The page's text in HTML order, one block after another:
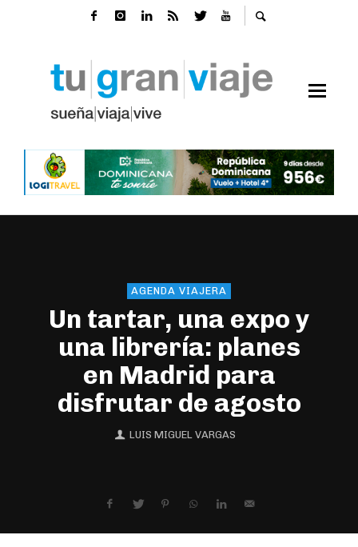
AGENDA VIAJERA
Un tartar, una expo y
una librería: planes
en Madrid para
disfrutar de agosto
LUIS MIGUEL VARGAS